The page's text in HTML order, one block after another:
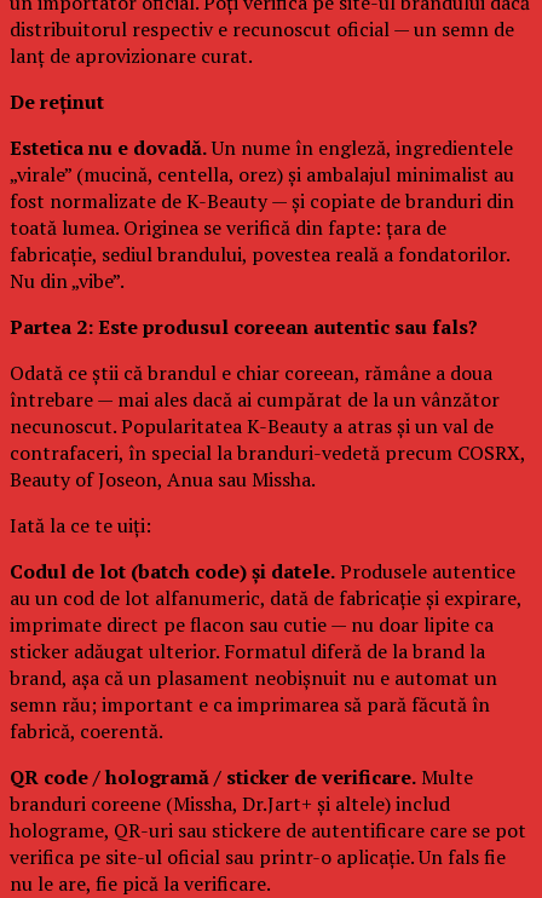
distribuitorul respectiv e recunoscut oficial — un semn de
lanț de aprovizionare curat.
De reținut
Estetica nu e dovadă.Un nume în engleză, ingredientele
„virale” (mucină, centella, orez) și ambalajul minimalist au
fost normalizate de K-Beauty — și copiate de branduri din
toată lumea. Originea se verifică din fapte: țara de
fabricație, sediul brandului, povestea reală a fondatorilor.
Nu din „vibe”.
Partea 2: Este produsul coreean autentic sau fals?
Odată ce știi că brandul e chiar coreean, rămâne a doua
întrebare — mai ales dacă ai cumpărat de la un vânzător
necunoscut. Popularitatea K-Beauty a atras și un val de
contrafaceri, în special la branduri-vedetă precum COSRX,
Beauty of Joseon, Anua sau Missha.
Iată la ce te uiți:
Codul de lot (batch code) și datele.Produsele autentice
au un cod de lot alfanumeric, dată de fabricație și expirare,
imprimate direct pe flacon sau cutie — nu doar lipite ca
sticker adăugat ulterior. Formatul diferă de la brand la
brand, așa că un plasament neobișnuit nu e automat un
semn rău; important e ca imprimarea să pară făcută în
fabrică, coerentă.
QR code / hologramă / sticker de verificare.Multe
branduri coreene (Missha, Dr.Jart+ și altele) includ
holograme, QR-uri sau stickere de autentificare care se pot
verifica pe site-ul oficial sau printr-o aplicație. Un fals fie
nu le are, fie pică la verificare.